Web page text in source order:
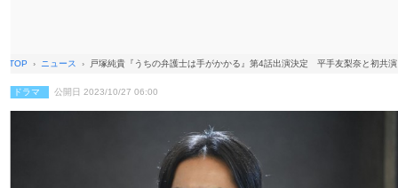
TOP ニュース 戸塚純貴『うちの弁護士は手がかかる』第4話出演決定 平手友梨奈と初共演
ドラマ 公開日 2023/10/27 06:00